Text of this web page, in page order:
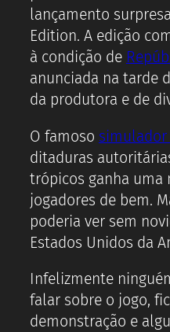
lançamento
Edition. A edição
à condição de
anunciada na tarde
da produtora e de
O famoso simulador
ditaduras
trópicos ganha uma
jogadores de bem.
poderia ver sem
Estados Unidos da
Infelizmente
falar sobre o jogo,
demonstração e